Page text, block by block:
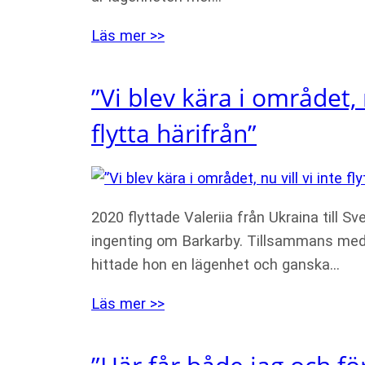
Läs mer >>
”Vi blev kära i
flytta härifrån”
2020 flyttade Valeriia från Ukraina till
ingenting om Barkarby. Tillsammans
hittade hon en lägenhet och ganska…
Läs mer >>